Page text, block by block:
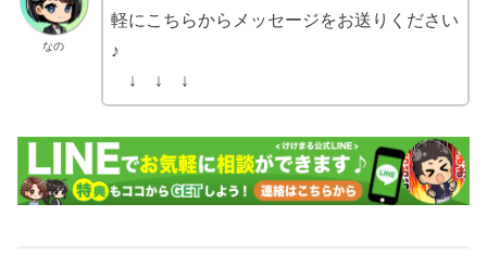
なの
軽にこちらからメッセージをお送りください
♪
↓ ↓ ↓